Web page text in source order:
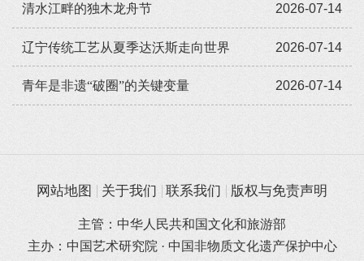
2026-07-14
清水江畔的独木龙舟节
2026-07-14
辽宁传统工艺从夏季达沃斯走向世界
2026-07-14
​青年是非遗“破圈”的关键变量
网站地图 关于我们 联系我们 版权与免责声明
主管：中华人民共和国文化和旅游部
主办：中国艺术研究院 · 中国非物质文化遗产保护中心